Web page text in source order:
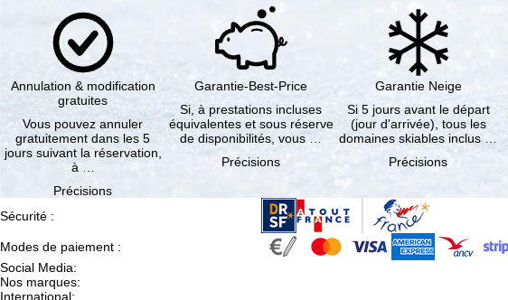
Annulation & modification
gratuites
Vous pouvez annuler
gratuitement dans les 5
jours suivant la réservation,
à …
Précisions
Garantie-Best-Price
Si, à prestations incluses
équivalentes et sous réserve
de disponibilités, vous …
Précisions
Garantie Neige
Si 5 jours avant le départ
(jour d'arrivée), tous les
domaines skiables inclus …
Précisions
Sécurité :
Modes de paiement :
Social Media:
Nos marques:
International: